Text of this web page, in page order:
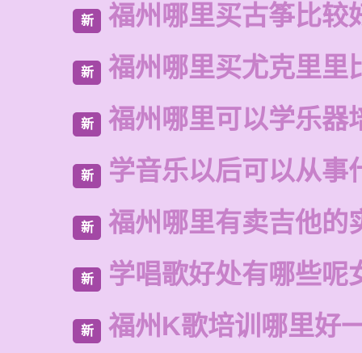
新 福州哪里买古筝比较
新 福州哪里买尤克里里
新 福州哪里可以学乐器
新 学音乐以后可以从事
新 福州哪里有卖吉他的
新 学唱歌好处有哪些呢
新 福州K歌培训哪里好